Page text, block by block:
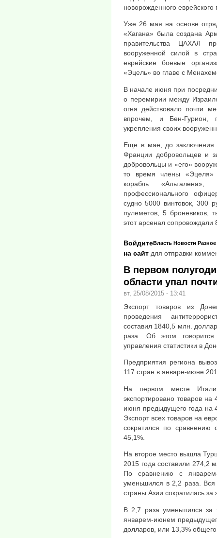
новорожденного еврейского
Уже 26 мая на основе
«Хагана» была создана
правительства ЦАХАЛ
вооруженной силой в
еврейские боевые
«Эцель» во главе с
В начале июня при
о перемирии между
огня действовало почти
впрочем, и Бен-Гурион,
укрепления своих
Еще в мае, до заключения
Франции добровольцев и
добровольцы и «его»
то время члены «Эцеля»
корабль
профессионального
судно 5000 винтовок, 300
пулеметов, 5 броневиков,
этот арсенал
Власть Новости Разное
Войдите
на сайт для отправки
В первом
области упал
вт, 25/08/2015 - 13:41
Экспорт товаров из
проведения
составил 1840,5 млн.
раза. Об этом
управления статистики в
Предприятия региона
117 стран в январе-июне
На первом месте
экспортировано товаров
июня предыдущего года на
Экспорт всех товаров на
сократился по
45,1%.
На второе место вышла
2015 года составили 274,2
По сравнению с
уменьшился в 2,2 раза. Вся
страны Азии сократилась за
В 2,7 раза уменьшился за
январем-июнем
долларов, или 13,3%